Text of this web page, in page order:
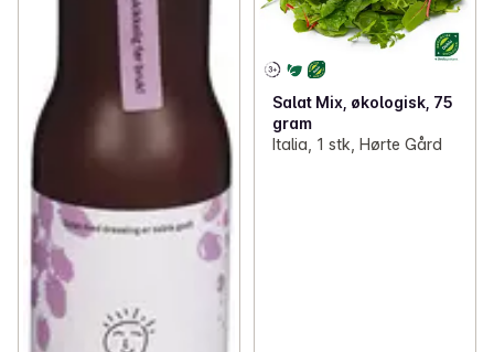
Salat Mix, økologisk, 75
gram
Italia, 1 stk, Hørte Gård